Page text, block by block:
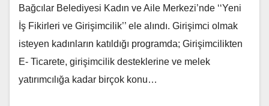
Bağcılar Belediyesi Kadın ve Aile Merkezi’nde ‘‘Yeni
İş Fikirleri ve Girişimcilik’’ ele alındı. Girişimci olmak
isteyen kadınların katıldığı programda; Girişimcilikten
E- Ticarete, girişimcilik desteklerine ve melek
yatırımcılığa kadar birçok konu…